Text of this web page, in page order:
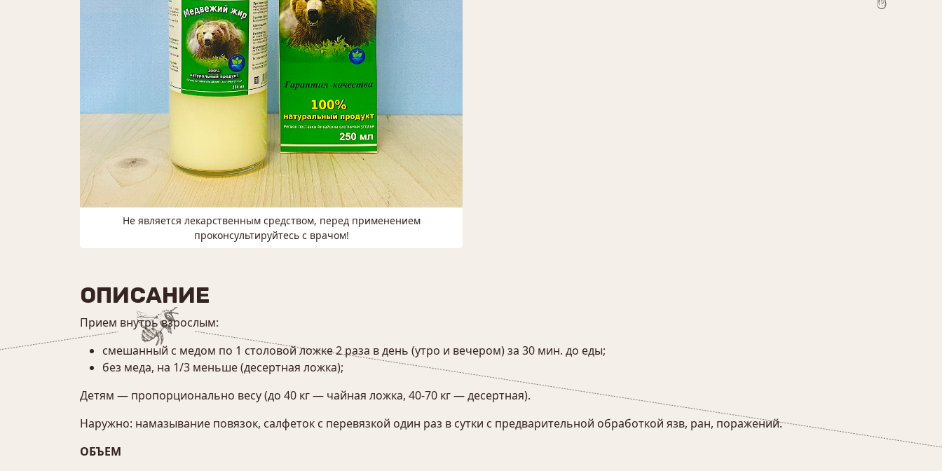
Не является лекарственным средством, перед применением
проконсультируйтесь с врачом!
ОПИСАНИЕ
Прием внутрь взрослым:
смешанный с медом по 1 столовой ложке 2 раза в день (утро и вечером) за 30 мин. до еды;
без меда, на 1/3 меньше (десертная ложка);
Детям — пропорционально весу (до 40 кг — чайная ложка, 40-70 кг — десертная).
Наружно: намазывание повязок, салфеток с перевязкой один раз в сутки с предварительной обработкой язв, ран, поражений.
ОБЪЕМ